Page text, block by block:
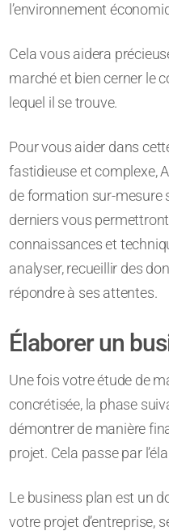
l’environnement
Cela vous aidera
marché et bien cerner le
lequel il se trouve.
Pour vous aider dans
fastidieuse et complexe,
de formation sur-mesure
derniers vous
connaissances et
analyser, recueillir des
répondre à ses attentes.
Élaborer un
Une fois votre étude de
concrétisée, la phase
démontrer de manière
projet. Cela passe par
Le business plan est un
votre projet d’entreprise,